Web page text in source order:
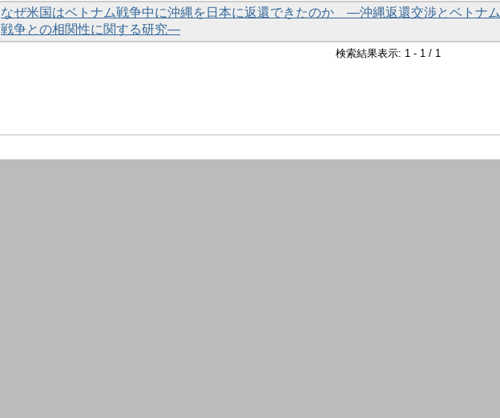
なぜ米国はベトナム戦争中に沖縄を日本に返還できたのか ―沖縄返還交渉とベトナム
戦争との相関性に関する研究―
検索結果表示: 1 - 1 / 1